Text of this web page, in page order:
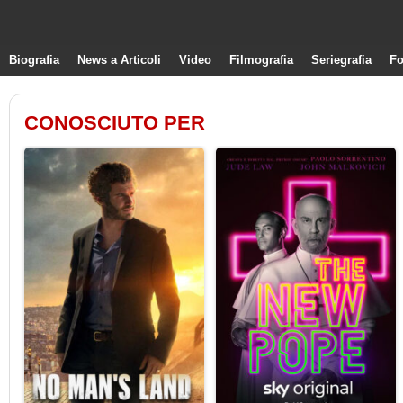
Biografia News a Articoli Video Filmografia Seriegrafia
CONOSCIUTO PER